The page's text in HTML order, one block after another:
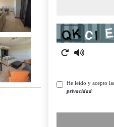
Captcha
He leído y acepto
privacidad